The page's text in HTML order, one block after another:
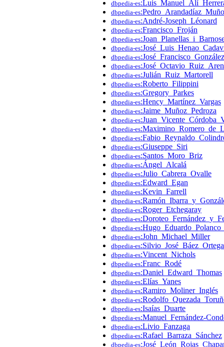
dbpedia-es
dbpedia-es
dbpedia-es:André-Joseph_Léonard
dbpedia-es:Francisco_Froján
dbpedia-es
dbpedia-es
dbpedia-es
dbpedia-es
dbpedia-es:Julián_Ruiz_Martorell
dbpedia-es:Roberto_Filippini
dbpedia-es:Gregory_Parkes
dbpedia-es:Hency_Martínez_Vargas
dbpedia-es:Jaime_Muñoz_Pedroza
dbpedia-es
dbpedia-es
dbpedia-es
dbpedia-es:Giuseppe_Siri
dbpedia-es:Santos_Moro_Briz
dbpedia-es:Ángel_Alcalá
dbpedia-es:Julio_Cabrera_Ovalle
dbpedia-es:Edward_Egan
dbpedia-es:Kevin_Farrell
dbpedia-es
dbpedia-es:Roger_Etchegaray
dbpedia-es
dbpedia-es
dbpedia-es:John_Michael_Miller
dbpedia-es:Silvio_José_Báez_Ortega
dbpedia-es:Vincent_Nichols
dbpedia-es:Franc_Rodé
dbpedia-es:Daniel_Edward_Thomas
dbpedia-es:Elías_Yanes
dbpedia-es:Ramiro_Moliner_Inglés
dbpedia-es
dbpedia-es:Isaías_Duarte
dbpedia-es:Manuel_Fernández-
dbpedia-es:Livio_Fanzaga
dbpedia-es:Rafael_Barraza_Sánchez
dbpedia-es